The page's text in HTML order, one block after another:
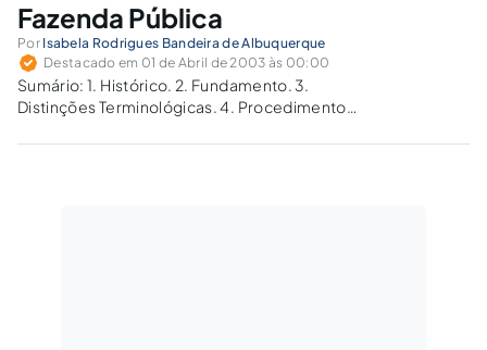
Fazenda Pública
Por Isabela Rodrigues Bandeira de Albuquerque
Destacado em 01 de Abril de 2003 às 00:00
Sumário: 1. Histórico. 2. Fundamento. 3.
Distinções Terminológicas. 4. Procedimento
Particularidades do Procedimento Monitório.